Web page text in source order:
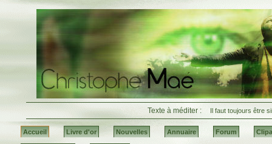
Texte à méditer : Il faut toujours être
Accueil Livre d'or Nouvelles Annuaire Forum